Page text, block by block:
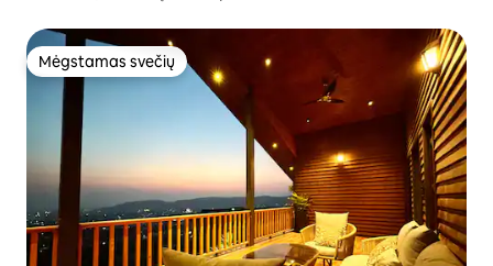
Mėgstamas svečių
Mėgstamas svečių